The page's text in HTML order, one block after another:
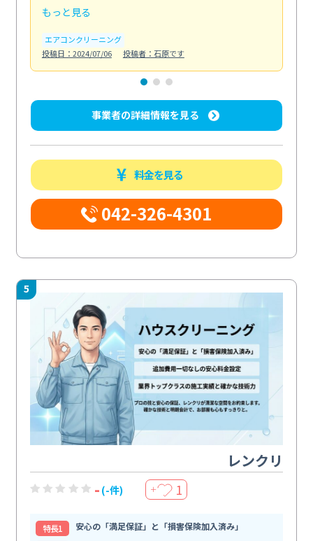
もっと見る
エアコンクリーニング
投稿日：2024/07/06
投稿者：石原です
事業者の詳細情報を見る
料金を見る
042-326-4301
5
レンクリ
- (-件) ＋ 1
特⻑1
安心の「満足保証」と「損害保険加入済み」